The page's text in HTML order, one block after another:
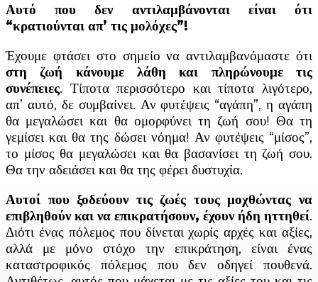
Αυτό που δεν αντιλαμβάνονται είναι ότι
“κρατιούνται απ’ τις μολόχες”!
Έχουμε φτάσει στο σημείο να αντιλαμβανόμαστε ότι
στη ζωή κάνουμε λάθη και πληρώνουμε τις
συνέπειες. Τίποτα περισσότερο και τίποτα λιγότερο,
απ’ αυτό, δε συμβαίνει. Αν φυτέψεις “αγάπη”, η αγάπη
θα μεγαλώσει και θα ομορφύνει τη ζωή σου! Θα τη
γεμίσει και θα της δώσει νόημα! Αν φυτέψεις “μίσος”,
το μίσος θα μεγαλώσει και θα βασανίσει τη ζωή σου.
Θα την αδειάσει και θα της φέρει δυστυχία.
Αυτοί που ξοδεύουν τις ζωές τους μοχθώντας να
επιβληθούν και να επικρατήσουν, έχουν ήδη ηττηθεί.
Διότι ένας πόλεμος που δίνεται χωρίς αρχές και αξίες,
αλλά με μόνο στόχο την επικράτηση, είναι ένας
καταστροφικός πόλεμος που δεν οδηγεί πουθενά.